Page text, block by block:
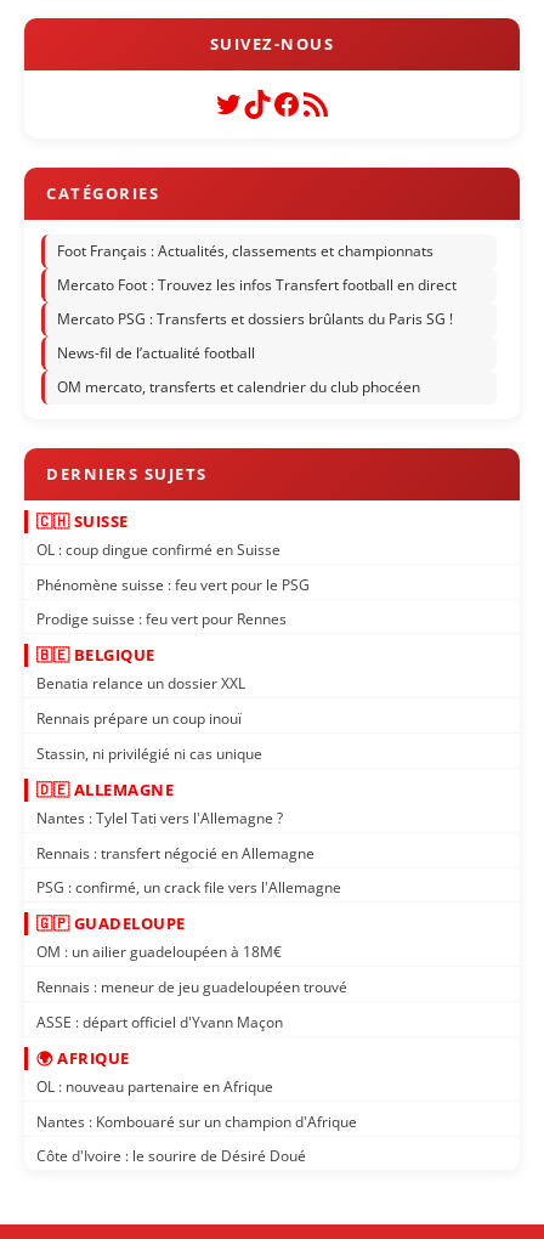
Twitter
TikTok
Facebook
Flux RSS
Foot Français : Actualités, classements et championnats
Mercato Foot : Trouvez les infos Transfert football en direct
Mercato PSG : Transferts et dossiers brûlants du Paris SG !
News-fil de l’actualité football
OM mercato, transferts et calendrier du club phocéen
🇨🇭 SUISSE
OL : coup dingue confirmé en Suisse
Phénomène suisse : feu vert pour le PSG
Prodige suisse : feu vert pour Rennes
🇧🇪 BELGIQUE
Benatia relance un dossier XXL
Rennais prépare un coup inouï
Stassin, ni privilégié ni cas unique
🇩🇪 ALLEMAGNE
Nantes : Tylel Tati vers l'Allemagne ?
Rennais : transfert négocié en Allemagne
PSG : confirmé, un crack file vers l'Allemagne
🇬🇵 GUADELOUPE
OM : un ailier guadeloupéen à 18M€
Rennais : meneur de jeu guadeloupéen trouvé
ASSE : départ officiel d'Yvann Maçon
🌍 AFRIQUE
OL : nouveau partenaire en Afrique
Nantes : Kombouaré sur un champion d'Afrique
Côte d'Ivoire : le sourire de Désiré Doué